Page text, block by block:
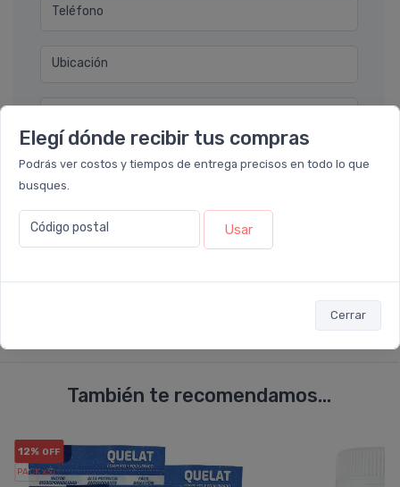
Elegí dónde recibir tus compras
Podrás ver costos y tiempos de entrega precisos en todo lo que
busques.
Código postal Usar
Cerrar
Teléfono
Ubicación
También te recomendamos...
12% OFF
PACK x3u.